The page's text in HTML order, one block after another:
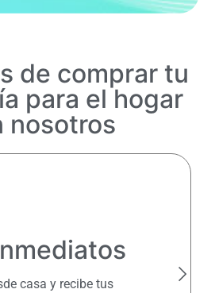
de comprar tu
para el hogar
nosotros
casa y recibe tus